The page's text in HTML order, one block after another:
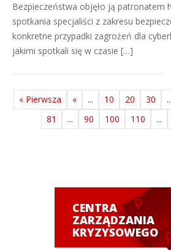
Bezpieczeństwa objęło ją patronatem
spotkania specjaliści z zakresu
konkretne przypadki zagrożeń dla
jakimi spotkali się w czasie […]
« Pierwsza « ... 10 20 30 ...
81
... 90 100 110 ...
CENTRA
ZARZĄDZANIA
KRYZYSOWEGO